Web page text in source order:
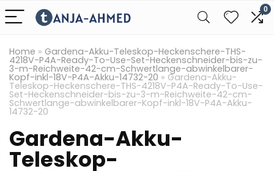
0
Home » Gardena-Akku-Teleskop-Heckenschere-THS-
4218V-P4A-Ready-To-Use-Set-Heckenschneider-bis-zu-
3-m-Reichweite-42-cm-Schwertlange-abwinkelbarer-
Kopf-inkl-18V-P4A-Akku-14732-20 » Gardena-Akku-
Teleskop-Heckenschere-THS-4218V-P4A-Ready-To-Use-
Set-Heckenschneider-bis-zu-3-m-Reichweite-42-cm-
Schwertlange-abwinkelbarer-Kopf-inkl-18V-P4A-Akku-
14732-20
Gardena-Akku-
Teleskop-